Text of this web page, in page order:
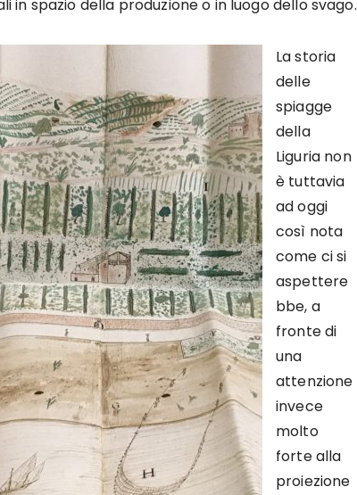
in spazio della produzione o in luogo dello svago.
La storia
delle
spiagge
della
Liguria non
è tuttavia
ad oggi
così nota
come ci si
aspettere
bbe, a
fronte di
una
attenzione
invece
molto
forte alla
proiezione